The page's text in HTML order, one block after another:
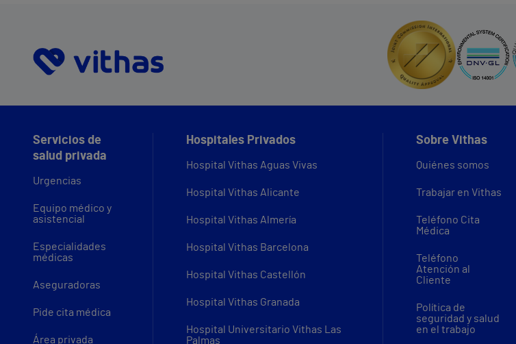
Servicios de
salud privada
Urgencias
Equipo médico y
asistencial
Especialidades
médicas
Aseguradoras
Pide cita médica
Área privada
Hospitales Privados
Hospital Vithas Aguas Vivas
Hospital Vithas Alicante
Hospital Vithas Almería
Hospital Vithas Barcelona
Hospital Vithas Castellón
Hospital Vithas Granada
Hospital Universitario Vithas Las
Palmas
Sobre Vithas
Quiénes somos
Trabajar en Vithas
Teléfono Cita
Médica
Teléfono
Atención al
Cliente
Política de
seguridad y salud
en el trabajo